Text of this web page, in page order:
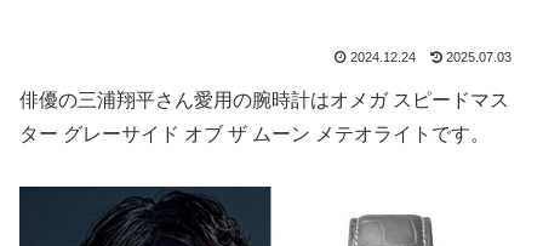
2024.12.24 2025.07.03
俳優の三浦翔平さん愛用の腕時計はオメガ スピードマス
ター グレーサイド オブ ザ ムーン メテオライトです。